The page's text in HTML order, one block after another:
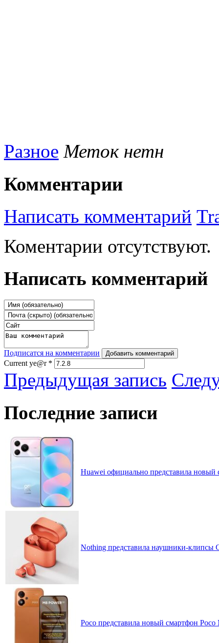
Разное Меток нетн
Комментарии
Написать комментарий
Коментарии отсутствуют.
Написать комментарий
Подписатся на комментарии Добавить комментарий
Current ye@r *
Предыдущая запись
Последние записи
Huawei официально представила
Nothing представила наушники-клипсы
Poco представила новый смартфон